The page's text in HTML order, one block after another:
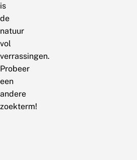
is
de
natuur
vol
verrassingen.
Probeer
een
andere
zoekterm!